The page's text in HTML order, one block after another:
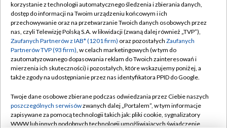
TVP
Abonament TVP
Emisja w TVP
Centrum informacji TVP
Naziemna Telewizja Cyfrowa
Rada Programowa
System NOS
Regulamin TVP
Polityka prywatności
Moje zgody
Pomoc
Kontakt
korzystanie z technologii automatycznego śledzenia i zbierania danych,
dostęp do informacji na Twoim urządzeniu końcowym i ich
przechowywanie oraz na przetwarzanie Twoich danych osobowych przez
nas, czyli Telewizję Polską S.A. w likwidacji (zwaną dalej również „TVP”),
Zaufanych Partnerów z IAB* (1201 firm) oraz pozostałych Zaufanych
Partnerów TVP (93 firm), w celach marketingowych (w tym do
zautomatyzowanego dopasowania reklam do Twoich zainteresowań i
mierzenia ich skuteczności) i pozostałych, które wskazujemy poniżej, a
także zgody na udostępnianie przez nas identyfikatora PPID do Google.
Twoje dane osobowe zbierane podczas odwiedzania przez Ciebie naszych
poszczególnych serwisówzwanych dalej „Portalem”, w tym informacje
zapisywane za pomocą technologii takich jak: pliki cookie, sygnalizatory
WWW lub innych podobnych technologii umożliwiających świadczenie